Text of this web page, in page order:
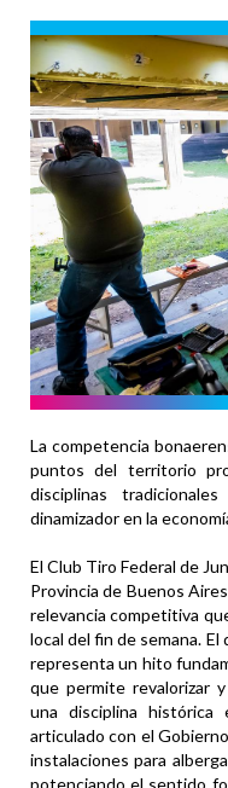
La competencia
puntos del territorio
disciplinas
dinamizador en la
El Club Tiro Federal de
Provincia de Buenos
relevancia competitiva
local del fin de semana.
representa un hito
que permite revalorizar
una disciplina
articulado con el
instalaciones para